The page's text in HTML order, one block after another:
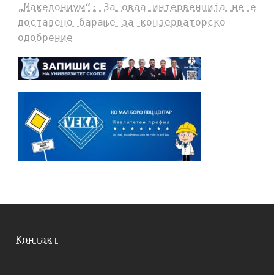
„Македониум“: За оваа интервенција не е
доставено барање за конзерваторско
одобрение
Контакт